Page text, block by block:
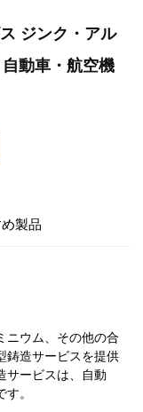
ジンク・アル
動車・航空機
製品
ニウム、その他の合
鋳造サービスを提供
サービスは、自動
。